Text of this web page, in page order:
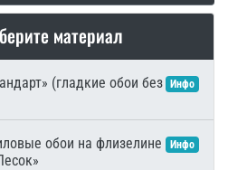
материал
(гладкие обои без Инфо
обои на флизелине
Инфо